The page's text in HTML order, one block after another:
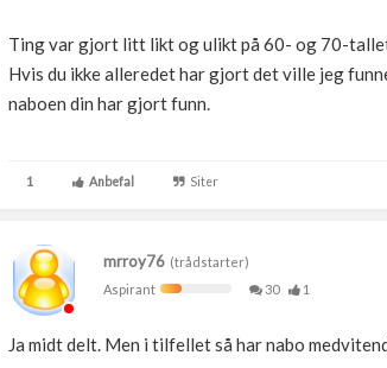
Ting var gjort litt likt og ulikt på 60- og 70-
Hvis du ikke alleredet har gjort det ville jeg
naboen din har gjort funn.
1 Anbefal Siter
mrroy76 (trådstarter)
Aspirant
30 1
Ja midt delt. Men i tilfellet så har nabo